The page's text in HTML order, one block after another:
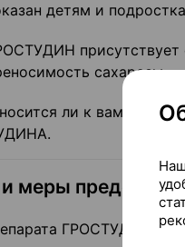
детям и
присутствует
сахарозы.
ли к вам что-
меры
ГРОСТУДИН